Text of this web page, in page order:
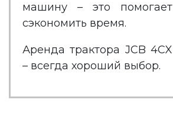
машину – это помогает
сэкономить время.
Аренда трактора JCB 4CX
– всегда хороший выбор.